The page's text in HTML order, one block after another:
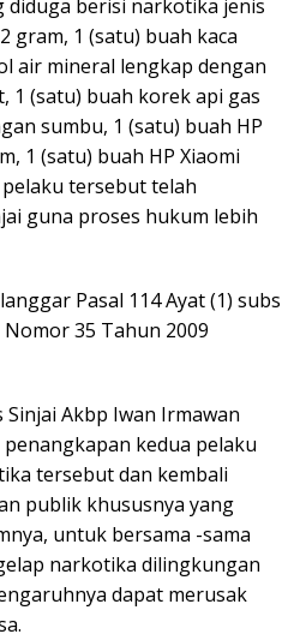
diduga berisi narkotika jenis
gram, 1 (satu) buah kaca
air mineral lengkap dengan
1 (satu) buah korek api gas
sumbu, 1 (satu) buah HP
1 (satu) buah HP Xiaomi
tersebut telah
guna proses hukum lebih
Pasal 114 Ayat (1) subs
Nomor 35 Tahun 2009
Akbp Iwan Irmawan
penangkapan kedua pelaku
tersebut dan kembali
publik khususnya yang
untuk bersama -sama
narkotika dilingkungan
dapat merusak